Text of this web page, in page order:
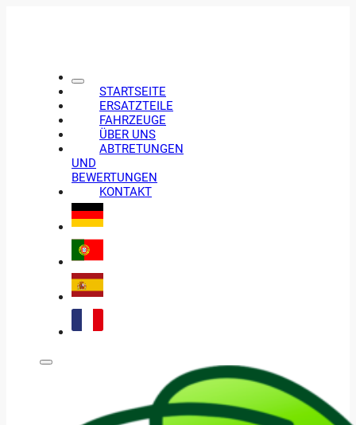
STARTSEITE
ERSATZTEILE
FAHRZEUGE
ÜBER UNS
ABTRETUNGEN
UND
BEWERTUNGEN
KONTAKT